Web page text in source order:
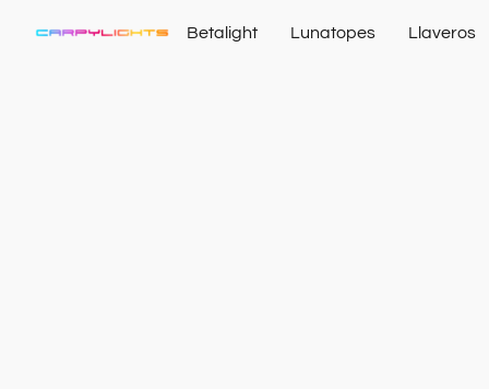
Betalight Lunatopes Llaveros